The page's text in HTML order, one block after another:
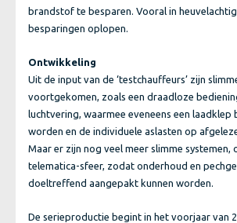
brandstof te besparen. Vooral in
besparingen oplopen.
Ontwikkeling
Uit de input van de ‘testchauffeurs’ zijn
voortgekomen, zoals een draadloze
luchtvering, waarmee eveneens een laadklep
worden en de individuele aslasten op
Maar er zijn nog veel meer slimme systemen,
telematica-sfeer, zodat onderhoud en
doeltreffend aangepakt kunnen worden.
De serieproductie begint in het voorjaar van